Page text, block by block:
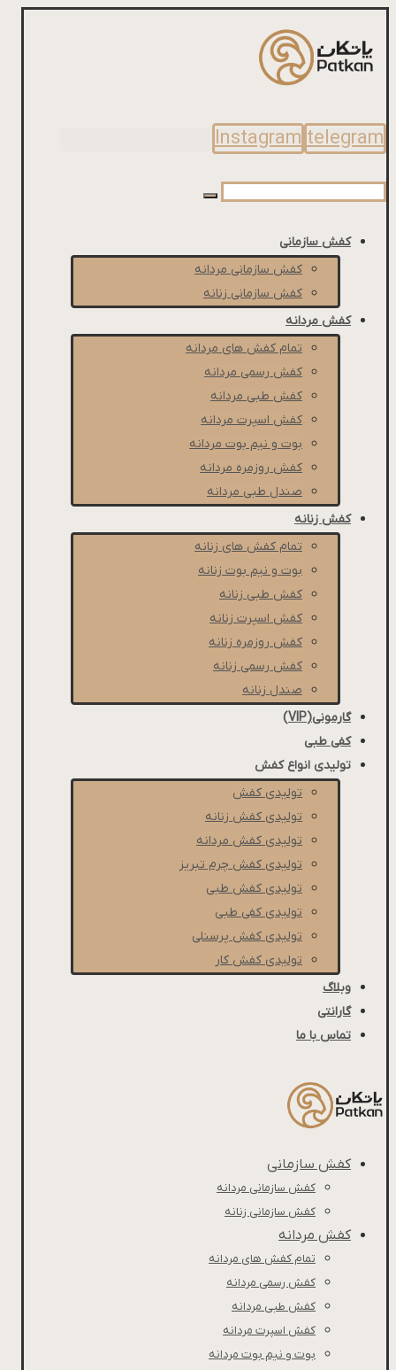
Instagram telegram
کفش سازمانی
کفش سازمانی مردانه
کفش سازمانی زنانه
کفش مردانه
تمام کفش های مردانه
کفش رسمی مردانه
کفش طبی مردانه
كفش اسپرت مردانه
بوت و نیم بوت مردانه
کفش روزمره مردانه
صندل طبی مردانه
کفش زنانه
تمام کفش های زنانه
بوت و نیم بوت زنانه
کفش طبی زنانه
کفش اسپرت زنانه
کفش روزمره زنانه
کفش رسمی زنانه
صندل زنانه
گارمونی(VIP)
کفی طبی
تولیدی انواع کفش
تولیدی کفش
تولیدی کفش زنانه
تولیدی کفش مردانه
تولیدی کفش چرم تبریز
تولیدی کفش طبی
تولیدی کفی طبی
تولیدی کفش پرسنلی
تولیدی کفش کار
وبلاگ
گارانتی
تماس با ما
کفش سازمانی
کفش سازمانی مردانه
کفش سازمانی زنانه
کفش مردانه
تمام کفش های مردانه
کفش رسمی مردانه
کفش طبی مردانه
كفش اسپرت مردانه
بوت و نیم بوت مردانه